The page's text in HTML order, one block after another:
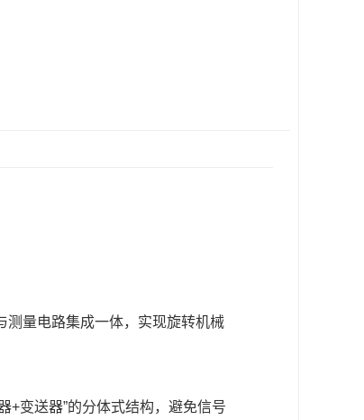
测量电路集成一体，实现旋转机械
+变送器”的分体式结构，避免信号